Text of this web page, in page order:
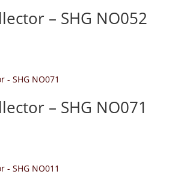
– SHG NO052
– SHG NO071